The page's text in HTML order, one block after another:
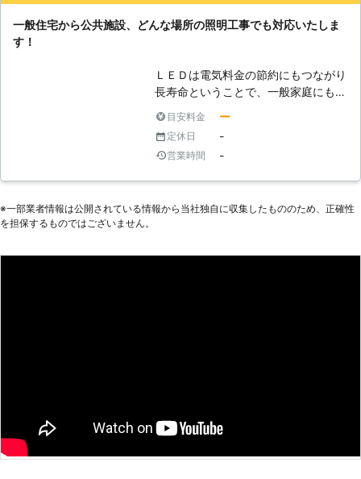
一般住宅から公共施設、どんな場所の照明工事でも対応いたしま
す！
ＬＥＤは電気料金の節約にもつながり
長寿命ということで、一般家庭にも広
入したいけど、省エネ効果がどれくら
いあるか全くわからない」、「どの照
明を選んだら良いか分からない」な
は、LED導入の省エネ効果のシュミレ
目安料金 ー
定休日 -
営業時間 -
※⼀部業者情報は公開されている情報から当社独⾃に収集したもののため、正確性
を担保するものではございません。